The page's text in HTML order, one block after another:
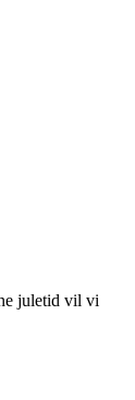
juletid vil vi